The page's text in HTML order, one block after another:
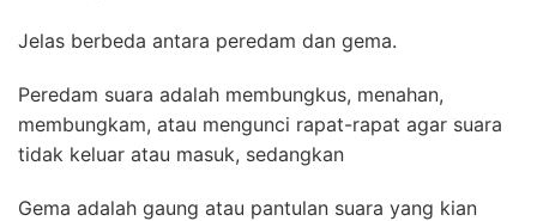
Jelas berbeda antara peredam dan gema.
Peredam suara adalah membungkus, menahan,
membungkam, atau mengunci rapat-rapat agar suara
tidak keluar atau masuk, sedangkan
Gema adalah gaung atau pantulan suara yang kian